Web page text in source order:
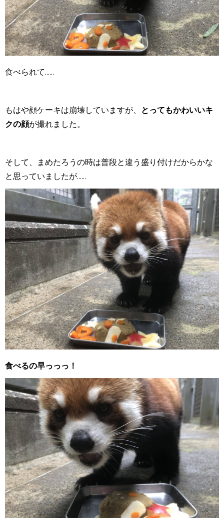
食べられて......
もはや顔ケーキは崩壊していますが、
とってもかわいいキ
クの顔が撮れました。
そして、まめたろうの時は普段と違う盛り付けだからかな
と思っていましたが......
食べるの早っっっ！